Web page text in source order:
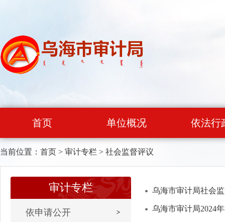
首页 单位概况 依法行
当前位置： 首页 > 审计专栏 > 社会监督评议
审计专栏
依申请公开
乌海市审计局社会
乌海市审计局2024